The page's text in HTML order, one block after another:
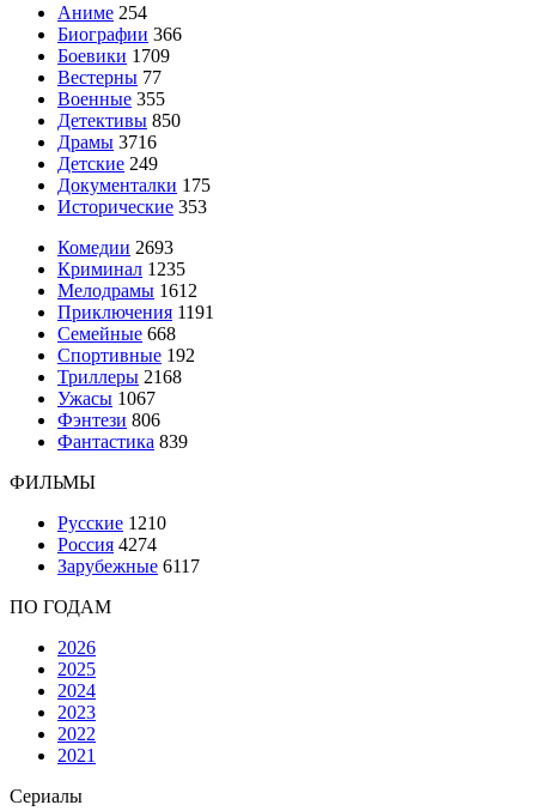
Аниме 254
Биографии 366
Боевики 1709
Вестерны 77
Военные 355
Детективы 850
Драмы 3716
Детские 249
Документалки 175
Исторические 353
Комедии 2693
Криминал 1235
Мелодрамы 1612
Приключения 1191
Семейные 668
Спортивные 192
Триллеры 2168
Ужасы 1067
Фэнтези 806
Фантастика 839
ФИЛЬМЫ
Русские 1210
Россия 4274
Зарубежные 6117
ПО ГОДАМ
2026
2025
2024
2023
2022
2021
Сериалы